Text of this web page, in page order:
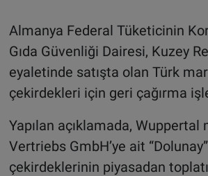
Almanya Federal Tüketicinin
Gıda Güvenliği Dairesi, Kuzey
eyaletinde satışta olan Türk
çekirdekleri için geri çağırma
Yapılan açıklamada, Wuppertal
Vertriebs GmbH’ye ait
çekirdeklerinin piyasadan